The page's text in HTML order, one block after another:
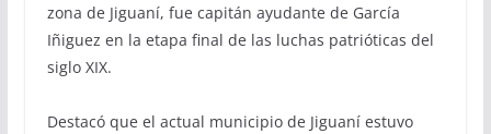
zona de Jiguaní, fue capitán ayudante de García
Iñiguez en la etapa final de las luchas patrióticas del
siglo XIX.
Destacó que el actual municipio de Jiguaní estuvo